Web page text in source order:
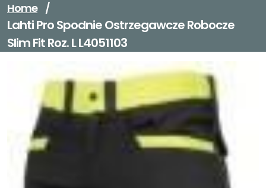
Home /
Lahti Pro Spodnie Ostrzegawcze Robocze
Slim Fit Roz. L L4051103